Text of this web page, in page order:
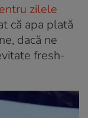
zilele
că apa plată
dacă ne
fresh-